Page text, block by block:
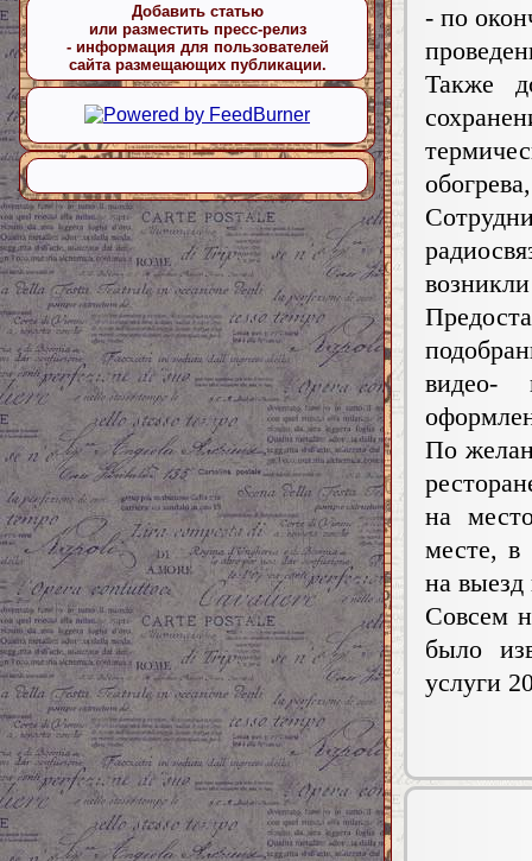
- по
Также
видео-
По
на
месте, в
на
Совсем
было
услуги
Добавить статью
или разместить пресс-релиз
- информация для пользователей
сайта размещающих публикации.